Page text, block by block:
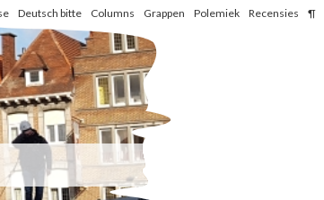
Deutsch bitte Columns Grappen Polemiek Recensies ¶